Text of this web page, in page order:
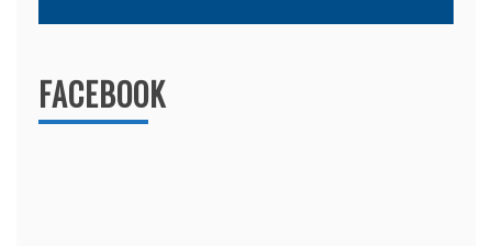
FACEBOOK